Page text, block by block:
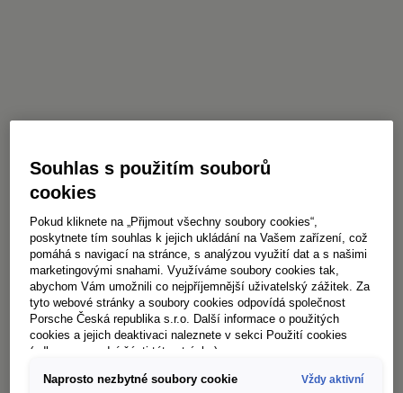
Souhlas s použitím souborů
cookies
Pokud kliknete na „Přijmout všechny soubory cookies“,
poskytnete tím souhlas k jejich ukládání na Vašem zařízení, což
pomáhá s navigací na stránce, s analýzou využití dat a s našimi
marketingovými snahami. Využíváme soubory cookies tak,
abychom Vám umožnili co nejpříjemnější uživatelský zážitek. Za
tyto webové stránky a soubory cookies odpovídá společnost
Porsche Česká republika s.r.o. Další informace o použitých
cookies a jejich deaktivaci naleznete v sekci Použití cookies
(odkaz ve spodní části této stránky).
Naprosto nezbytné soubory cookie Vždy aktivní